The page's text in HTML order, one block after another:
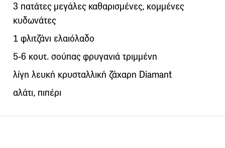
3 πατάτες μεγάλες καθαρισμένες, κομμένες
κυδωνάτες
1 φλιτζάνι ελαιόλαδο
5-6 κουτ. σούπας φρυγανιά τριμμένη
λίγη λευκή κρυσταλλική ζάχαρη Diamant
αλάτι, πιπέρι